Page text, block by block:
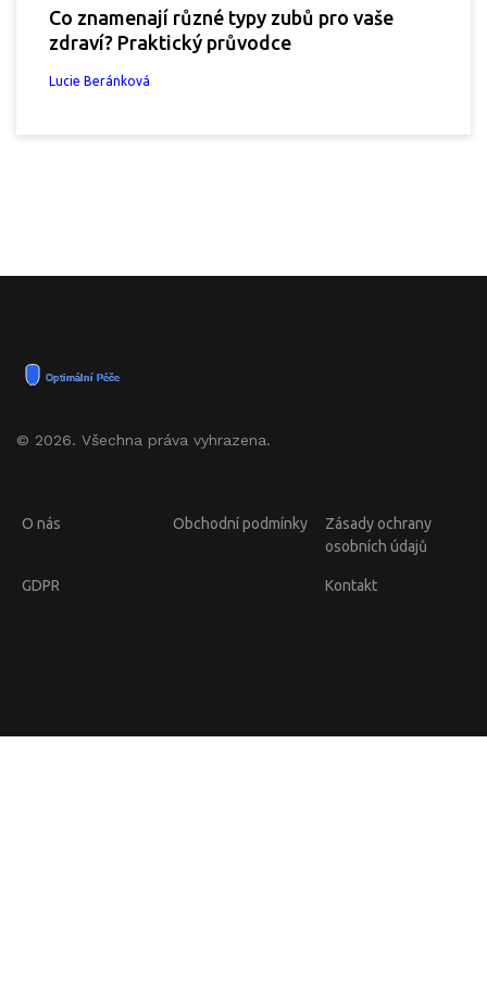
Co znamenají různé typy zubů pro vaše
zdraví? Praktický průvodce
Lucie Beránková
© 2026. Všechna práva vyhrazena.
O nás Obchodní podmínky
Zásady ochrany
osobních údajů
GDPR Kontakt